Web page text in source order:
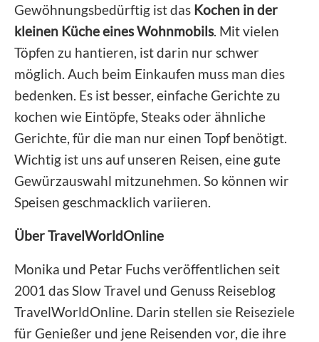
Gewöhnungsbedürftig ist das Kochen in der
kleinen Küche eines Wohnmobils. Mit vielen
Töpfen zu hantieren, ist darin nur schwer
möglich. Auch beim Einkaufen muss man dies
bedenken. Es ist besser, einfache Gerichte zu
kochen wie Eintöpfe, Steaks oder ähnliche
Gerichte, für die man nur einen Topf benötigt.
Wichtig ist uns auf unseren Reisen, eine gute
Gewürzauswahl mitzunehmen. So können wir
Speisen geschmacklich variieren.
Über TravelWorldOnline
Monika und Petar Fuchs veröffentlichen seit
2001 das Slow Travel und Genuss Reiseblog
TravelWorldOnline. Darin stellen sie Reiseziele
für Genießer und jene Reisenden vor, die ihre